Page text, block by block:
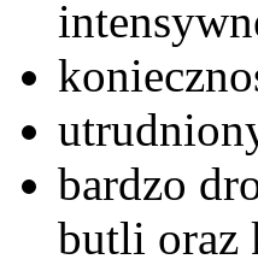
bardzo
butli oraz